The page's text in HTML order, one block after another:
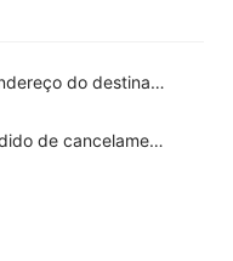
Erro: [Mercado] O CEP do endereço do destinatário em detalhes do pedido do UpSeller não coincide com o CEP do endereço do destinatário da Central de Vendedor.
Erro: [SEFAZ] Rejeição: Pedido de cancelamento para NF-e com CT-e ou MDF-e